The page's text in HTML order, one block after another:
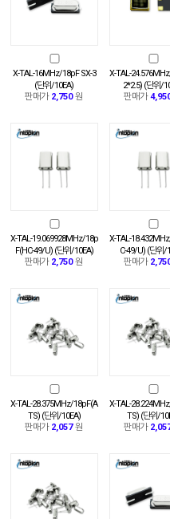
X-TAL-16MHz/18pF SX-3
(단위/10EA)
판매가 2,750원
X-TAL-
2*2.5) (단위/
판매가
X-TAL-19.069928MHz/18p
F(HC-49/U) (단위/10EA)
판매가 2,750원
X-TAL-
C-49/U) (단위/
판매가
X-TAL-28.375MHz/18pF(A
TS) (단위/10EA)
판매가 2,057원
X-TAL-
TS) (단위/
판매가